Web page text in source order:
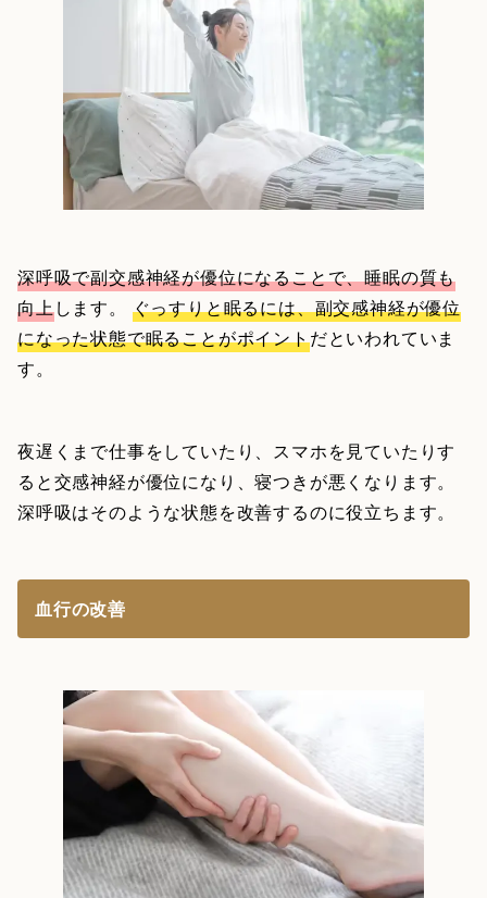
深呼吸で副交感神経が優位になることで、睡眠の質も
向上します。 ぐっすりと眠るには、副交感神経が優位
になった状態で眠ることがポイントだといわれていま
す。
夜遅くまで仕事をしていたり、スマホを見ていたりす
ると交感神経が優位になり、寝つきが悪くなります。
深呼吸はそのような状態を改善するのに役立ちます。
血行の改善